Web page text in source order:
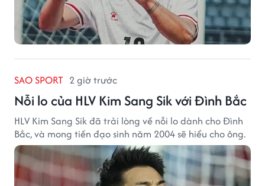
SAO SPORT 2 giờ trước
Nỗi lo của HLV Kim Sang Sik với Đình Bắc
HLV Kim Sang Sik đã trải lòng về nỗi lo dành cho Đình
Bắc, và mong tiền đạo sinh năm 2004 sẽ hiểu cho ông.